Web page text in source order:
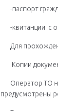
-паспорт
-квитанции с
Для
Копии
Оператор ТО
предусмотрены